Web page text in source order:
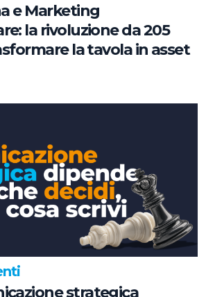
e Marketing
la rivoluzione da 205
la tavola in asset
strategica